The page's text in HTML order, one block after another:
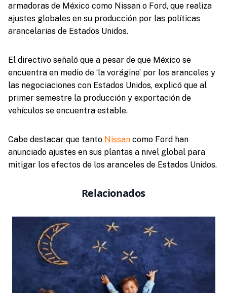
armadoras de México como Nissan o Ford, que realiza
ajustes globales en su producción por las políticas
arancelarias de Estados Unidos.
El directivo señaló que a pesar de que México se
encuentra en medio de ‘la vorágine’ por los aranceles y
las negociaciones con Estados Unidos, explicó que al
primer semestre la producción y exportación de
vehículos se encuentra estable.
Cabe destacar que tanto Nissancomo Ford han
anunciado ajustes en sus plantas a nivel global para
mitigar los efectos de los aranceles de Estados Unidos.
Relacionados